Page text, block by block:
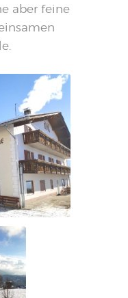
aber feine